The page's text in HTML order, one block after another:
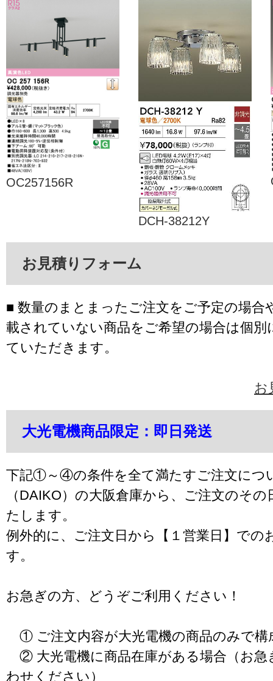
OC257156R
DCH-38212Y
お見積りフォーム
■ 数量のまとまったご注文をご予定の場合
載されていない商品をご希望の場合は個別
ていただきます。
お
大光電機商品限定：即日発送
下記①～④の条件を全て満たすご注文につ
（DAIKO）の大阪倉庫から、ご注文のそ
たします。
例外的に、ご注文日から【１営業日】での
す。
お急ぎの方、どうぞご利用ください！
① ご注文内容が大光電機の商品のみで構
② 大光電機に商品在庫がある場合（お急
わせください）